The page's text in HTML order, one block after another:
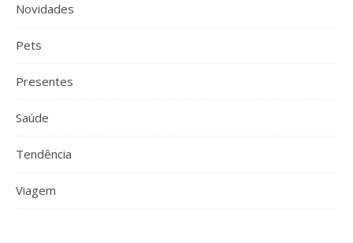
Novidades
Pets
Presentes
Saúde
Tendência
Viagem